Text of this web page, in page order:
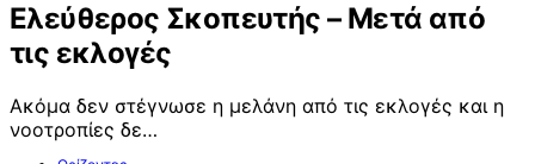
Ελεύθερος Σκοπευτής – Μετά από
τις εκλογές
Ακόμα δεν στέγνωσε η μελάνη από τις εκλογές και η
νοοτροπίες δε…